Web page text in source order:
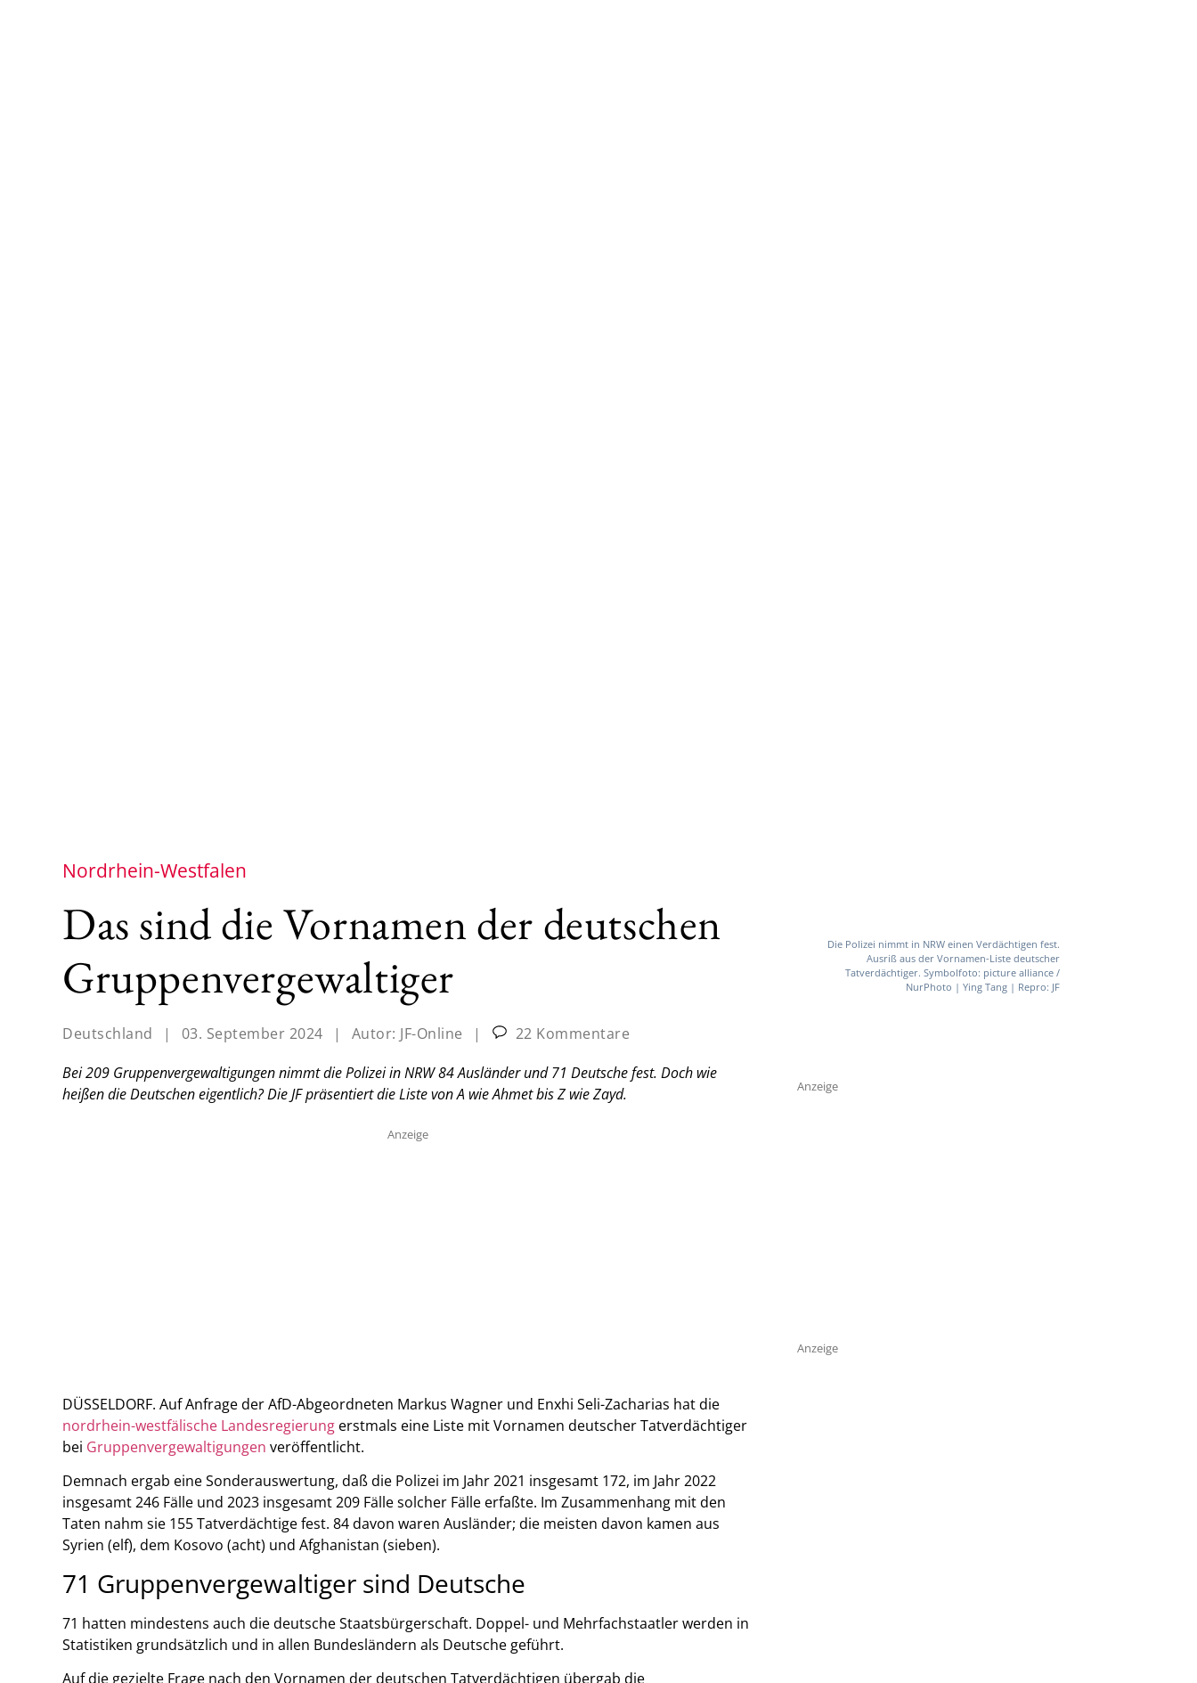
Nordrhein-Westfalen
Das sind die Vornamen der deutschen
Gruppenvergewaltiger
Deutschland | 03. September 2024 | Autor: JF-Online |
22 Kommentare
Bei 209 Gruppenvergewaltigungen nimmt die Polizei in NRW 84 Ausländer und 71 Deutsche fest. Doch wie
heißen die Deutschen eigentlich? Die JF präsentiert die Liste von A wie Ahmet bis Z wie Zayd.
Anzeige
DÜSSELDORF. Auf Anfrage der AfD-Abgeordneten Markus Wagner und Enxhi Seli-Zacharias hat die
nordrhein-westfälische Landesregierung erstmals eine Liste mit Vornamen deutscher Tatverdächtiger
bei Gruppenvergewaltigungen veröffentlicht.
Demnach ergab eine Sonderauswertung, daß die Polizei im Jahr 2021 insgesamt 172, im Jahr 2022
insgesamt 246 Fälle und 2023 insgesamt 209 Fälle solcher Fälle erfaßte. Im Zusammenhang mit den
Taten nahm sie 155 Tatverdächtige fest. 84 davon waren Ausländer; die meisten davon kamen aus
Syrien (elf), dem Kosovo (acht) und Afghanistan (sieben).
71 Gruppenvergewaltiger sind Deutsche
71 hatten mindestens auch die deutsche Staatsbürgerschaft. Doppel- und Mehrfachstaatler werden in
Statistiken grundsätzlich und in allen Bundesländern als Deutsche geführt.
Auf die gezielte Frage nach den Vornamen der deutschen Tatverdächtigen übergab die
Die Polizei nimmt in NRW einen Verdächtigen fest.
Ausriß aus der Vornamen-Liste deutscher
Tatverdächtiger. Symbolfoto: picture alliance /
NurPhoto | Ying Tang | Repro: JF
Anzeige
Anzeige